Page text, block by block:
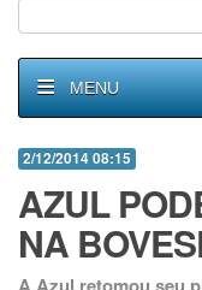
MENU
2/12/2014 08:15
AZUL
NA